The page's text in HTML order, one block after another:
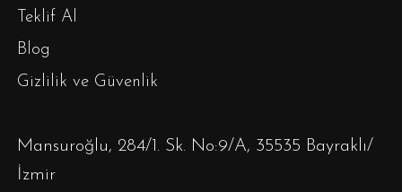
Teklif Al
Blog
Gizlilik ve Güvenlik
Mansuroğlu, 284/1. Sk. No:9/A, 35535 Bayraklı/
İzmir